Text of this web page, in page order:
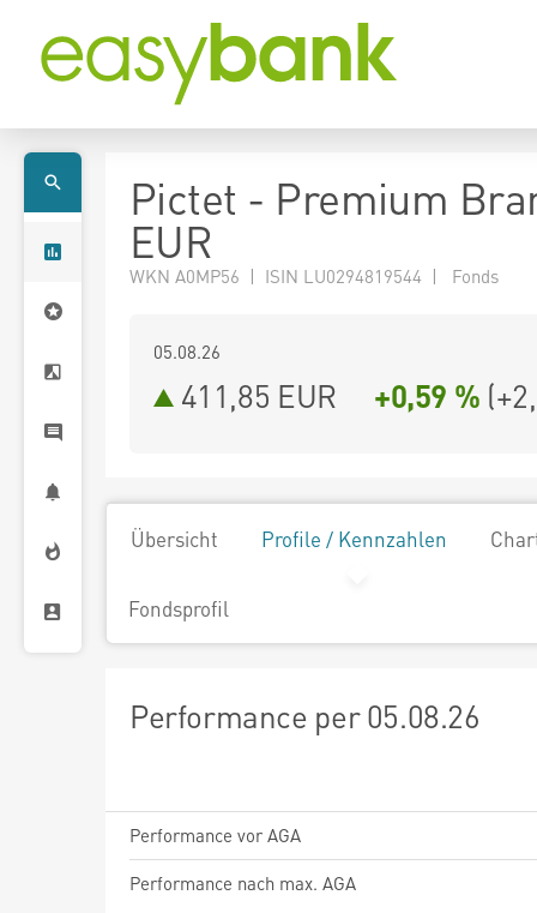
Pictet - Premium
EUR
WKN A0MP56 | ISIN LU0294819544 | Fonds
05.08.26
411,85 EUR +0,59 % (
Übersicht Profile / Kennzahlen
Fondsprofil
Performance per 05.08.26
Performance vor AGA
Performance nach max. AGA